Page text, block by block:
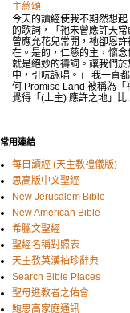
主慈頌
今天的讀經使我不期然想起
的歌詞，「祂未曾應許天
曾應允花兒常開，祂卻恩許
在。是的，仁慈的主，懷念
就是絕妙的禱詞。讓我們於
中，引吭詠唱。」 我一直
何 Promise Land 被稱為「
覺得「(上主) 應許之地」比
常用連結
每日讀經 (天主教禮儀版)
思高版中文聖經
New Jerusalem Bible
New American Bible
希臘文聖經
聖經名稱對照表
天主教英漢袖珍辭典
Search Bible Places
聖母進教者之佑會
鮑思高家庭通訊